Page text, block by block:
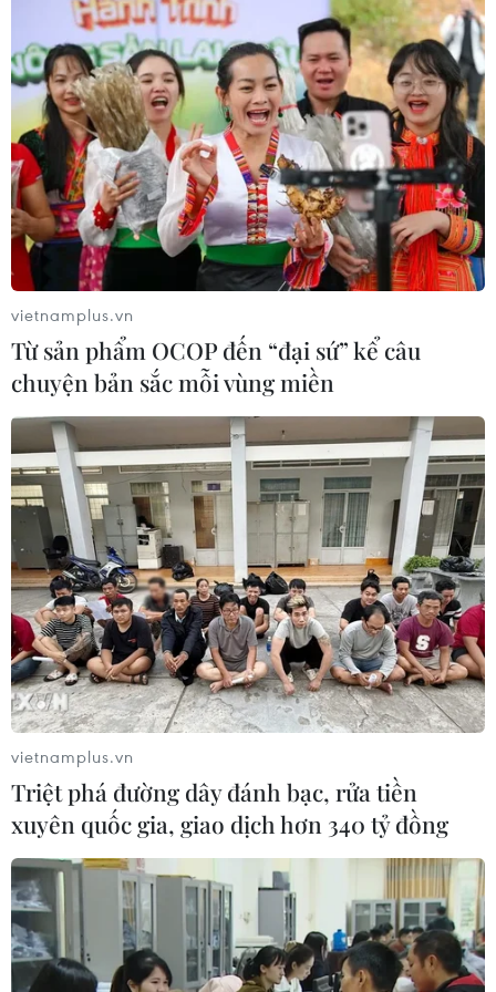
vietnamplus.vn
Từ sản phẩm OCOP đến “đại sứ” kể câu
chuyện bản sắc mỗi vùng miền
vietnamplus.vn
Triệt phá đường dây đánh bạc, rửa tiền
xuyên quốc gia, giao dịch hơn 340 tỷ đồng